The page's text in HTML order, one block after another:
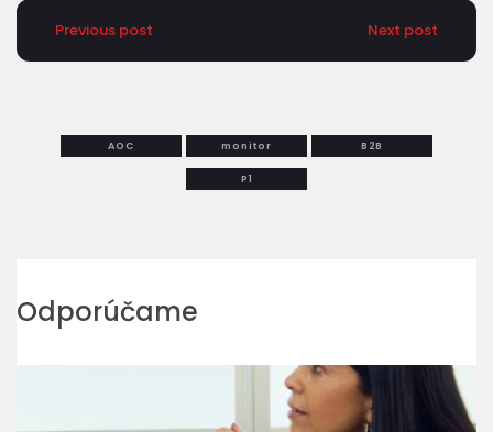
Previous post Next post
AOC monitor B2B
P1
Odporúčame